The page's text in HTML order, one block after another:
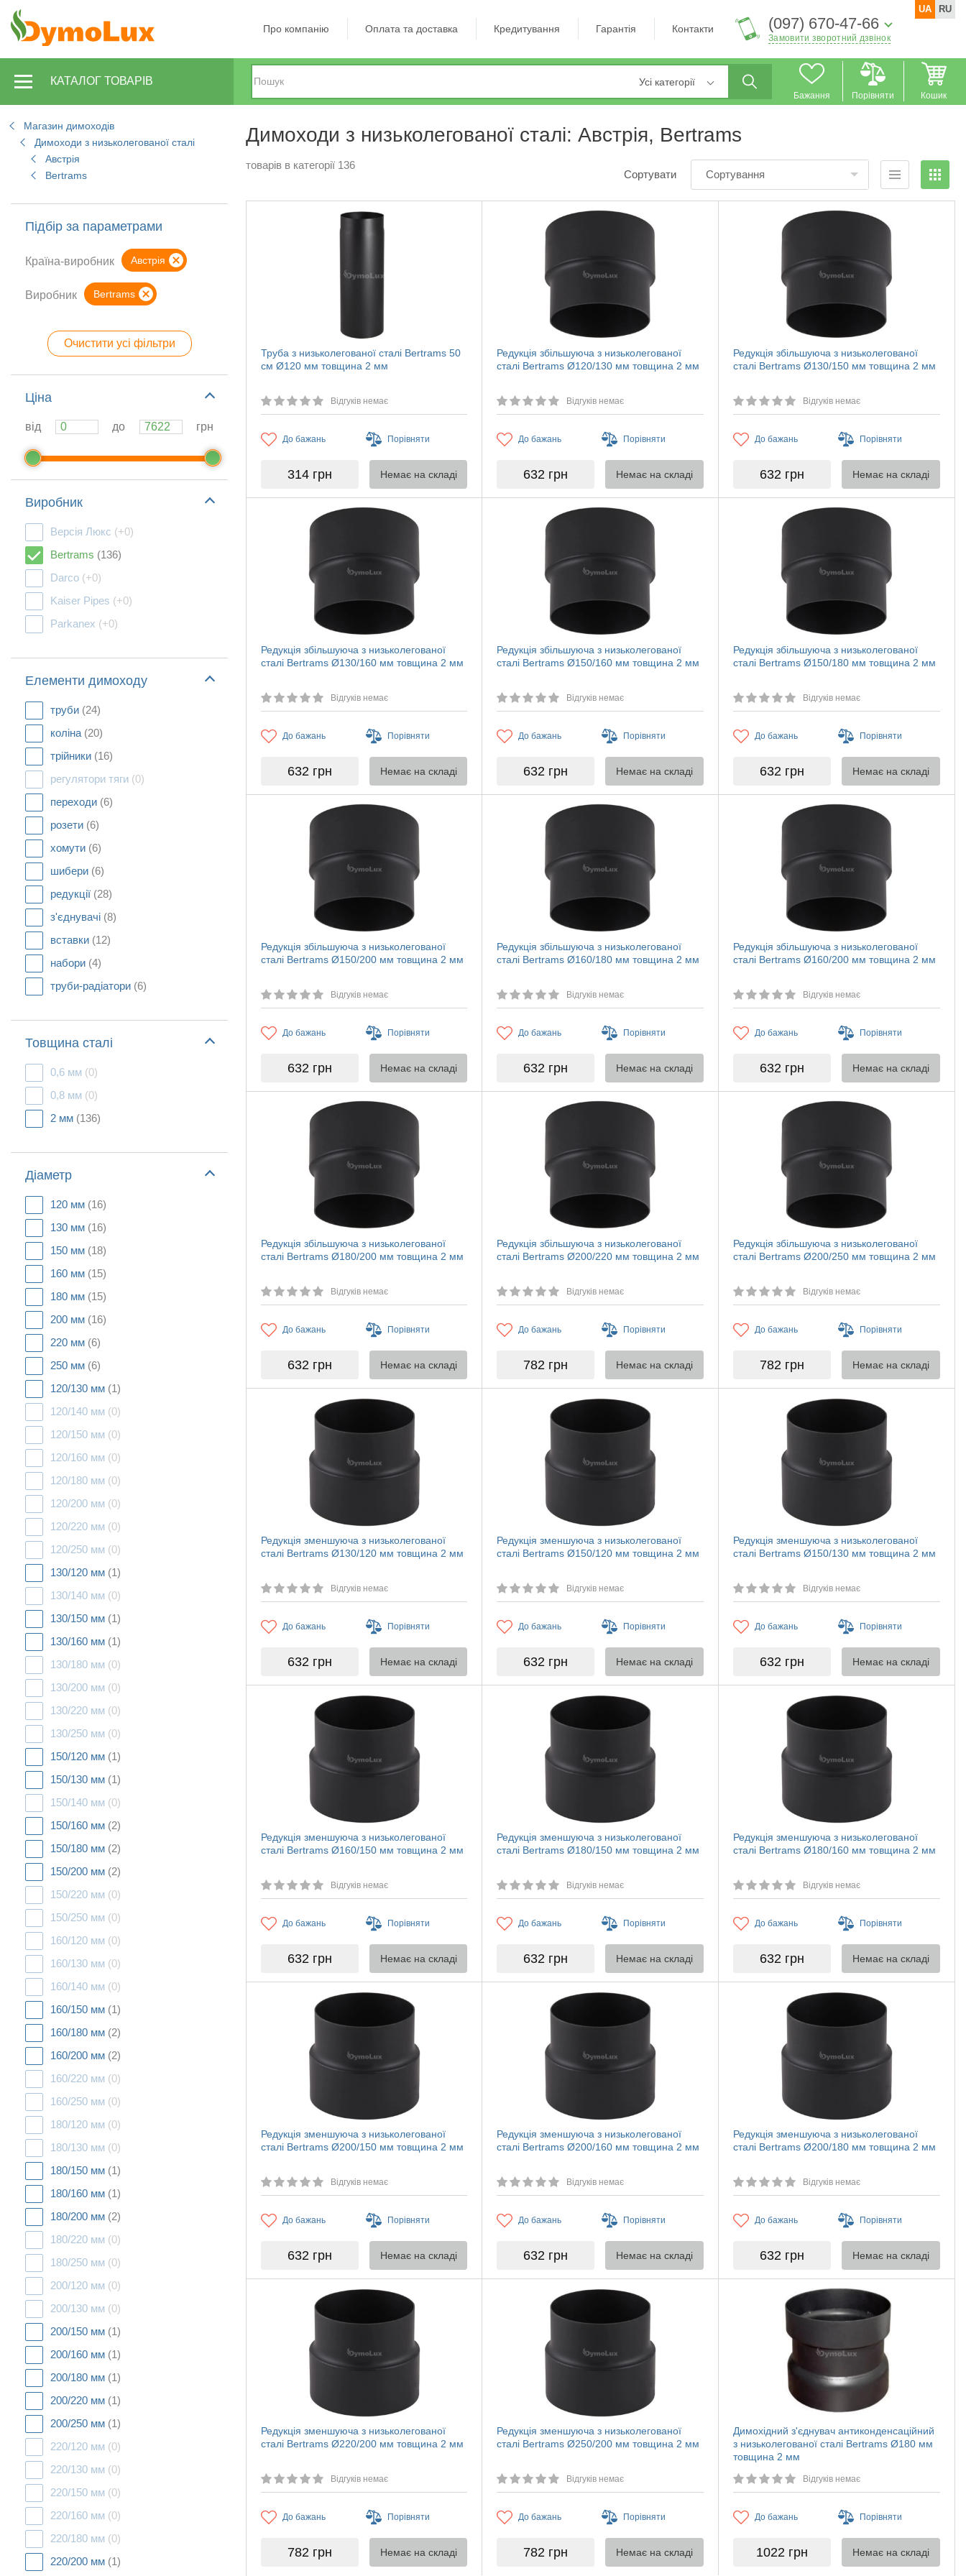
Про компанію Оплата та доставка Кредитування Гарантія Контакти (097) 670-47-66
Замовити зворотний дзвінок
UA RU
КАТАЛОГ ТОВАРІВ Усі категорії
Бажання Порівняти Кошик
Магазин димоходів
Димоходи з низьколегованої сталі
Австрія
Bertrams
Підбір за параметрами
Країна-виробник Австрія
Виробник Bertrams
Очистити усі фільтри
Ціна
від до грн
Виробник
Версія Люкс (+0)
Bertrams (136)
Darco (+0)
Kaiser Pipes (+0)
Parkanex (+0)
Елементи димоходу
труби (24)
коліна (20)
трійники (16)
регулятори тяги (0)
переходи (6)
розети (6)
хомути (6)
шибери (6)
редукції (28)
з'єднувачі (8)
вставки (12)
набори (4)
труби-радіатори (6)
Товщина сталі
0,6 мм (0)
0,8 мм (0)
2 мм (136)
Діаметр
120 мм (16)
130 мм (16)
150 мм (18)
160 мм (15)
180 мм (15)
200 мм (16)
220 мм (6)
250 мм (6)
120/130 мм (1)
120/140 мм (0)
120/150 мм (0)
120/160 мм (0)
120/180 мм (0)
120/200 мм (0)
120/220 мм (0)
120/250 мм (0)
130/120 мм (1)
130/140 мм (0)
130/150 мм (1)
130/160 мм (1)
130/180 мм (0)
130/200 мм (0)
130/220 мм (0)
130/250 мм (0)
150/120 мм (1)
150/130 мм (1)
150/140 мм (0)
150/160 мм (2)
150/180 мм (2)
150/200 мм (2)
150/220 мм (0)
150/250 мм (0)
160/120 мм (0)
160/130 мм (0)
160/140 мм (0)
160/150 мм (1)
160/180 мм (2)
160/200 мм (2)
160/220 мм (0)
160/250 мм (0)
180/120 мм (0)
180/130 мм (0)
180/150 мм (1)
180/160 мм (1)
180/200 мм (2)
180/220 мм (0)
180/250 мм (0)
200/120 мм (0)
200/130 мм (0)
200/150 мм (1)
200/160 мм (1)
200/180 мм (1)
200/220 мм (1)
200/250 мм (1)
220/120 мм (0)
220/130 мм (0)
220/150 мм (0)
220/160 мм (0)
220/180 мм (0)
220/200 мм (1)
Димоходи з низьколегованої сталі: Австрія, Bertrams
товарів в категорії 136
Сортувати Сортування
Труба з низьколегованої сталі Bertrams 50
см Ø120 мм товщина 2 мм
Відгуків немає
До бажань Порівняти
314 грн Немає на складі
Редукція збільшуюча з низьколегованої
сталі Bertrams Ø120/130 мм товщина 2 мм
Відгуків немає
До бажань Порівняти
632 грн Немає на складі
Редукція збільшуюча з низьколегованої
сталі Bertrams Ø130/150 мм товщина 2 мм
Відгуків немає
До бажань Порівняти
632 грн Немає на складі
Редукція збільшуюча з низьколегованої
сталі Bertrams Ø130/160 мм товщина 2 мм
Відгуків немає
До бажань Порівняти
632 грн Немає на складі
Редукція збільшуюча з низьколегованої
сталі Bertrams Ø150/160 мм товщина 2 мм
Відгуків немає
До бажань Порівняти
632 грн Немає на складі
Редукція збільшуюча з низьколегованої
сталі Bertrams Ø150/180 мм товщина 2 мм
Відгуків немає
До бажань Порівняти
632 грн Немає на складі
Редукція збільшуюча з низьколегованої
сталі Bertrams Ø150/200 мм товщина 2 мм
Відгуків немає
До бажань Порівняти
632 грн Немає на складі
Редукція збільшуюча з низьколегованої
сталі Bertrams Ø160/180 мм товщина 2 мм
Відгуків немає
До бажань Порівняти
632 грн Немає на складі
Редукція збільшуюча з низьколегованої
сталі Bertrams Ø160/200 мм товщина 2 мм
Відгуків немає
До бажань Порівняти
632 грн Немає на складі
Редукція збільшуюча з низьколегованої
сталі Bertrams Ø180/200 мм товщина 2 мм
Відгуків немає
До бажань Порівняти
632 грн Немає на складі
Редукція збільшуюча з низьколегованої
сталі Bertrams Ø200/220 мм товщина 2 мм
Відгуків немає
До бажань Порівняти
782 грн Немає на складі
Редукція збільшуюча з низьколегованої
сталі Bertrams Ø200/250 мм товщина 2 мм
Відгуків немає
До бажань Порівняти
782 грн Немає на складі
Редукція зменшуюча з низьколегованої
сталі Bertrams Ø130/120 мм товщина 2 мм
Відгуків немає
До бажань Порівняти
632 грн Немає на складі
Редукція зменшуюча з низьколегованої
сталі Bertrams Ø150/120 мм товщина 2 мм
Відгуків немає
До бажань Порівняти
632 грн Немає на складі
Редукція зменшуюча з низьколегованої
сталі Bertrams Ø150/130 мм товщина 2 мм
Відгуків немає
До бажань Порівняти
632 грн Немає на складі
Редукція зменшуюча з низьколегованої
сталі Bertrams Ø160/150 мм товщина 2 мм
Відгуків немає
До бажань Порівняти
632 грн Немає на складі
Редукція зменшуюча з низьколегованої
сталі Bertrams Ø180/150 мм товщина 2 мм
Відгуків немає
До бажань Порівняти
632 грн Немає на складі
Редукція зменшуюча з низьколегованої
сталі Bertrams Ø180/160 мм товщина 2 мм
Відгуків немає
До бажань Порівняти
632 грн Немає на складі
Редукція зменшуюча з низьколегованої
сталі Bertrams Ø200/150 мм товщина 2 мм
Відгуків немає
До бажань Порівняти
632 грн Немає на складі
Редукція зменшуюча з низьколегованої
сталі Bertrams Ø200/160 мм товщина 2 мм
Відгуків немає
До бажань Порівняти
632 грн Немає на складі
Редукція зменшуюча з низьколегованої
сталі Bertrams Ø200/180 мм товщина 2 мм
Відгуків немає
До бажань Порівняти
632 грн Немає на складі
Редукція зменшуюча з низьколегованої
сталі Bertrams Ø220/200 мм товщина 2 мм
Відгуків немає
До бажань Порівняти
782 грн Немає на складі
Редукція зменшуюча з низьколегованої
сталі Bertrams Ø250/200 мм товщина 2 мм
Відгуків немає
До бажань Порівняти
782 грн Немає на складі
Димохідний з'єднувач антиконденсаційний
з низьколегованої сталі Bertrams Ø180 мм
товщина 2 мм
Відгуків немає
До бажань Порівняти
1022 грн Немає на складі